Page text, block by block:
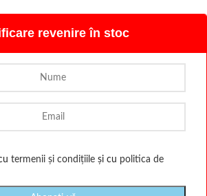
revenire în stoc
termenii și condițiile și cu politica de